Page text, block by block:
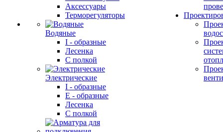
Аксессуары
Терморегуляторы
Водяные
I - образные
Лесенка
С полкой
Электрические
I - образные
E - образные
Лесенка
С полкой